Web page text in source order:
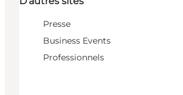
Presse
Business Events
Professionnels